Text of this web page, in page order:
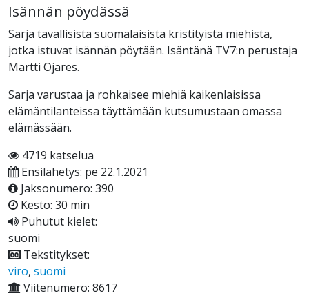
Isännän pöydässä
Sarja tavallisista suomalaisista kristityistä miehistä,
jotka istuvat isännän pöytään. Isäntänä TV7:n perustaja
Martti Ojares.
Sarja varustaa ja rohkaisee miehiä kaikenlaisissa
elämäntilanteissa täyttämään kutsumustaan omassa
elämässään.
4719 katselua
Ensilähetys: pe 22.1.2021
Jaksonumero: 390
Kesto: 30 min
Puhutut kielet:
suomi
Tekstitykset:
viro, suomi
Viitenumero: 8617